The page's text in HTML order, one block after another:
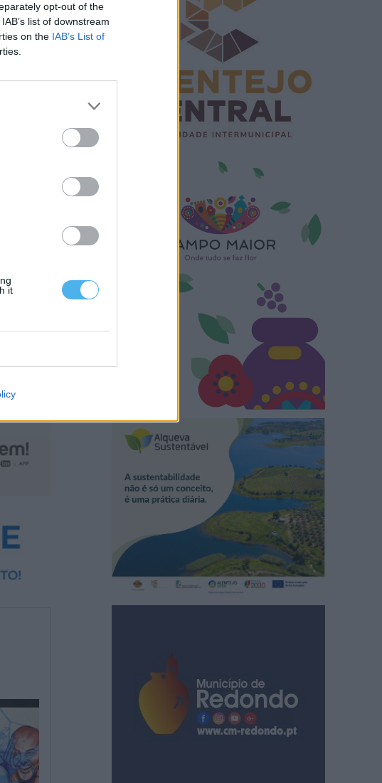
opt-out of the
list of downstream
on the IAB’s List of
it